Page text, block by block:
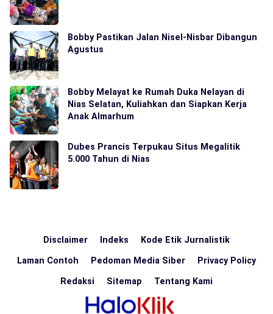
Bobby Pastikan Jalan Nisel-Nisbar Dibangun
Agustus
Bobby Melayat ke Rumah Duka Nelayan di
Nias Selatan, Kuliahkan dan Siapkan Kerja
Anak Almarhum
Dubes Prancis Terpukau Situs Megalitik
5.000 Tahun di Nias
Disclaimer Indeks Kode Etik Jurnalistik
Laman Contoh Pedoman Media Siber Privacy Policy
Redaksi Sitemap Tentang Kami